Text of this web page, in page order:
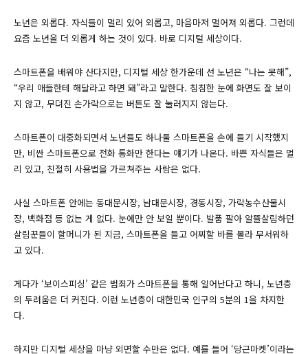
노년은 외롭다. 자식들이 멀리 있어 외롭고, 마음마저 멀어져 외롭다. 그런데
요즘 노년을 더 외롭게 하는 것이 있다. 바로 디지털 세상이다.
스마트폰을 배워야 산다지만, 디지털 세상 한가운데 선 노년은 “나는 못해”,
“우리 애들한테 해달라고 하면 돼”라고 말한다. 침침한 눈에 화면도 잘 보이
지 않고, 무뎌진 손가락으로는 버튼도 잘 눌러지지 않는다.
스마트폰이 대중화되면서 노년들도 하나둘 스마트폰을 손에 들기 시작했지
만, 비싼 스마트폰으로 전화 통화만 한다는 얘기가 나온다. 바쁜 자식들은 멀
리 있고, 친절히 사용법을 가르쳐주는 사람은 없다.
사실 스마트폰 안에는 동대문시장, 남대문시장, 경동시장, 가락농수산물시
장, 백화점 등 없는 게 없다. 눈에만 안 보일 뿐이다. 발품 팔아 알뜰살림하던
살림꾼들이 할머니가 된 지금, 스마트폰을 들고 어찌할 바를 몰라 무서워하
고 있다.
게다가 ‘보이스피싱’ 같은 범죄가 스마트폰을 통해 일어난다고 하니, 노년층
의 두려움은 더 커진다. 이런 노년층이 대한민국 인구의 5분의 1을 차지한
다.
하지만 디지털 세상을 마냥 외면할 수만은 없다. 예를 들어 ‘당근마켓’이라는